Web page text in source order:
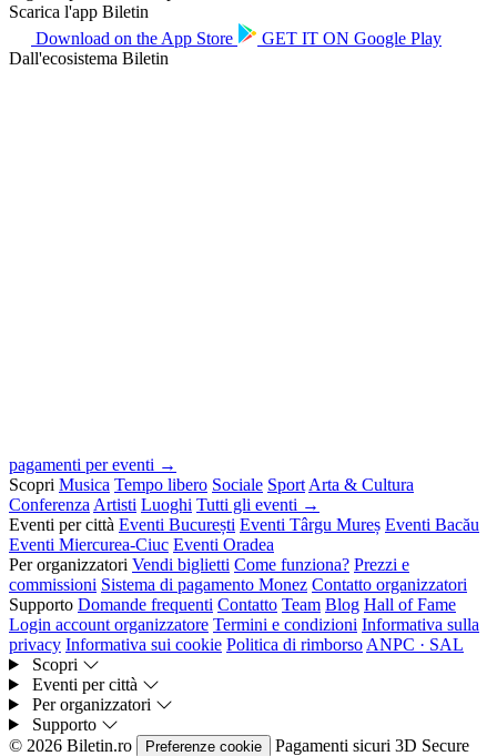
Scarica l'app Biletin
Download on the App Store GET IT ON Google Play
Dall'ecosistema Biletin
pagamenti per eventi →
Scopri Musica Tempo libero Sociale Sport Arta & Cultura
Conferenza Artisti Luoghi Tutti gli eventi →
Eventi per città Eventi București Eventi Târgu Mureș Eventi Bacău
Eventi Miercurea-Ciuc Eventi Oradea
Per organizzatori Vendi biglietti Come funziona? Prezzi e
commissioni Sistema di pagamento Monez Contatto organizzatori
Supporto Domande frequenti Contatto Team Blog Hall of Fame
Login account organizzatore Termini e condizioni Informativa sulla
privacy Informativa sui cookie Politica di rimborso ANPC · SAL
Scopri
Eventi per città
Per organizzatori
Supporto
© 2026 Biletin.ro
Preferenze cookie Pagamenti sicuri 3D Secure